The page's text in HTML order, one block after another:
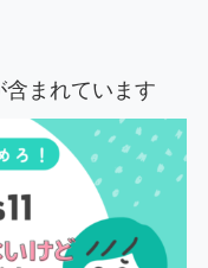
まれています